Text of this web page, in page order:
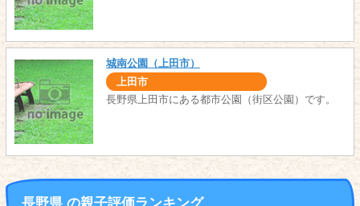
城南公園（上田市）
上田市
長野県上田市にある都市公園（街区公園）です。
長野県 の親子評価ランキング